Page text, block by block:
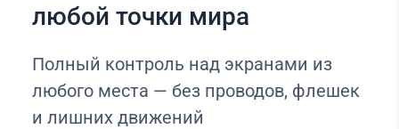
любой точки мира
Полный контроль над экранами из
любого места — без проводов, флешек
и лишних движений